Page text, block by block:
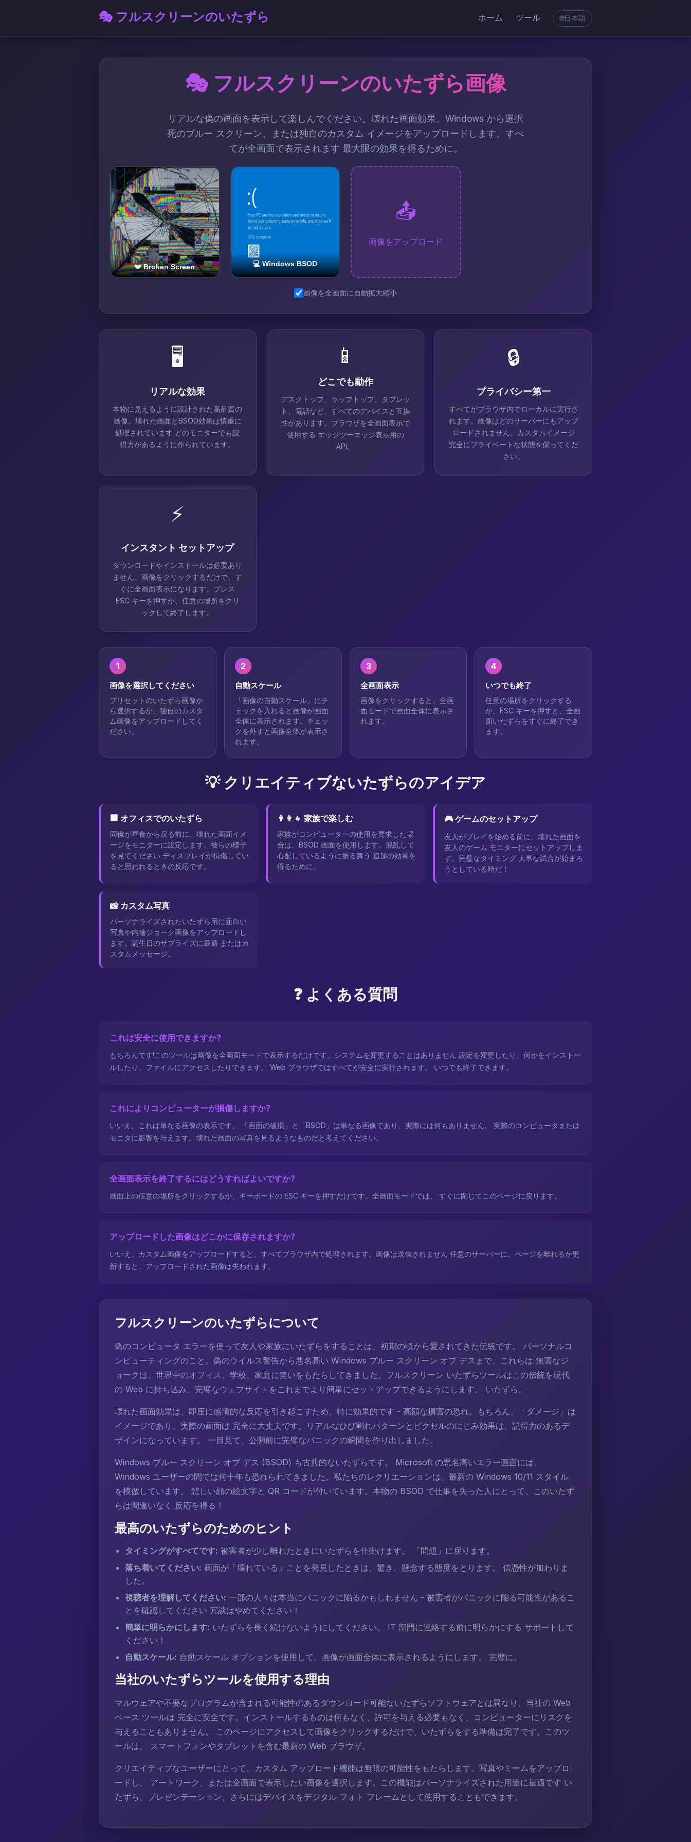
🎭 フルスクリーンのいたずら ホーム ツール 🌐日本語
🎭 フルスクリーンのいたずら画像
リアルな偽の画面を表示して楽しんでください。壊れた画面効果、Windows から選択
死のブルー スクリーン、または独自のカスタム イメージをアップロードします。すべ
てが全画面で表示されます 最大限の効果を得るために。
📤
画像をアップロード
画像を全画面に自動拡大縮小
🖥️
リアルな効果
本物に見えるように設計された高品質の
画像。壊れた画面とBSOD効果は慎重に
処理されています どのモニターでも説
得力があるように作られています。
📱
どこでも動作
デスクトップ、ラップトップ、タブレッ
ト、電話など、すべてのデバイスと互換
性があります。ブラウザを全画面表示で
使用する エッジツーエッジ表示用の
API。
🔒
プライバシー第一
すべてがブラウザ内でローカルに実行さ
れます。画像はどのサーバーにもアップ
ロードされません。カスタムイメージ
完全にプライベートな状態を保ってくだ
さい。
⚡
インスタント セットアップ
ダウンロードやインストールは必要あり
ません。画像をクリックするだけで、す
ぐに全画面表示になります。プレス
ESC キーを押すか、任意の場所をクリ
ックして終了します。
1
画像を選択してください
プリセットのいたずら画像か
ら選択するか、独自のカスタ
ム画像をアップロードしてく
ださい。
2
自動スケール
「画像の自動スケール」にチ
ェックを入れると画像が画面
全体に表示されます。チェッ
クを外すと画像全体が表示さ
れます。
3
全画面表示
画像をクリックすると、全画
面モードで画面全体に表示さ
れます。
4
いつでも終了
任意の場所をクリックする
か、ESC キーを押すと、全画
面いたずらをすぐに終了でき
ます。
💡 クリエイティブないたずらのアイデア
🏢 オフィスでのいたずら
同僚が昼食から戻る前に、壊れた画面イメ
ージをモニターに設定します。彼らの様子
を見てください ディスプレイが損傷してい
ると思われるときの反応です。
👨‍👩‍👧 家族で楽しむ
家族がコンピューターの使用を要求した場
合は、BSOD 画面を使用します。混乱して
心配しているように振る舞う 追加の効果を
得るために。
🎮 ゲームのセットアップ
友人がプレイを始める前に、壊れた画面を
友人のゲーム モニターにセットアップしま
す。完璧なタイミング 大事な試合が始まろ
うとしている時だ！
📸 カスタム写真
パーソナライズされたいたずら用に面白い
写真や内輪ジョーク画像をアップロードし
ます。誕生日のサプライズに最適 またはカ
スタムメッセージ。
❓ よくある質問
これは安全に使用できますか?
もちろんです!このツールは画像を全画面モードで表示するだけです。システムを変更することはありません 設定を変更したり、何かをインストー
ルしたり、ファイルにアクセスしたりできます。 Web ブラウザではすべてが安全に実行されます。 いつでも終了できます。
これによりコンピューターが損傷しますか?
いいえ、これは単なる画像の表示です。 「画面の破損」と「BSOD」は単なる画像であり、実際には何もありません。 実際のコンピュータまたは
モニタに影響を与えます。壊れた画面の写真を見るようなものだと考えてください。
全画面表示を終了するにはどうすればよいですか?
画面上の任意の場所をクリックするか、キーボードの ESC キーを押すだけです。全画面モードでは、 すぐに閉じてこのページに戻ります。
アップロードした画像はどこかに保存されますか?
いいえ。カスタム画像をアップロードすると、すべてブラウザ内で処理されます。画像は送信されません 任意のサーバーに。ページを離れるか更
新すると、アップロードされた画像は失われます。
フルスクリーンのいたずらについて
偽のコンピュータ エラーを使って友人や家族にいたずらをすることは、初期の頃から愛されてきた伝統です。 パーソナルコ
ンピューティングのこと。偽のウイルス警告から悪名高い Windows ブルー スクリーン オブ デスまで、これらは 無害なジ
ョークは、世界中のオフィス、学校、家庭に笑いをもたらしてきました。フルスクリーン いたずらツールはこの伝統を現代
の Web に持ち込み、完璧なウェブサイトをこれまでより簡単にセットアップできるようにします。 いたずら。
壊れた画面効果は、即座に感情的な反応を引き起こすため、特に効果的です - 高額な損害の恐れ。もちろん、「ダメージ」は
イメージであり、実際の画面は 完全に大丈夫です。リアルなひび割れパターンとピクセルのにじみ効果は、説得力のあるデ
ザインになっています。 一目見て、公開前に完璧なパニックの瞬間を作り出しました。
Windows ブルー スクリーン オブ デス (BSOD) も古典的ないたずらです。 Microsoft の悪名高いエラー画面には、
Windows ユーザーの間では何十年も恐れられてきました。私たちのレクリエーションは、最新の Windows 10/11 スタイル
を模倣しています。 悲しい顔の絵文字と QR コードが付いています。本物の BSOD で仕事を失った人にとって、このいたず
らは間違いなく 反応を得る！
最高のいたずらのためのヒント
タイミングがすべてです: 被害者が少し離れたときにいたずらを仕掛けます。 「問題」に戻ります。
落ち着いてください: 画面が「壊れている」ことを発見したときは、驚き、懸念する態度をとります。 信憑性が加わりま
した。
視聴者を理解してください: 一部の人々は本当にパニックに陥るかもしれません - 被害者がパニックに陥る可能性があるこ
とを確認してください 冗談はやめてください！
簡単に明らかにします: いたずらを長く続けないようにしてください。 IT 部門に連絡する前に明らかにする サポートして
ください！
自動スケール: 自動スケール オプションを使用して、画像が画面全体に表示されるようにします。 完璧に。
当社のいたずらツールを使用する理由
マルウェアや不要なプログラムが含まれる可能性のあるダウンロード可能ないたずらソフトウェアとは異なり、当社の Web
ベース ツールは 完全に安全です。インストールするものは何もなく、許可を与える必要もなく、コンピューターにリスクを
与えることもありません。 このページにアクセスして画像をクリックするだけで、いたずらをする準備は完了です。このツ
ールは、 スマートフォンやタブレットを含む最新の Web ブラウザ。
クリエイティブなユーザーにとって、カスタム アップロード機能は無限の可能性をもたらします。写真やミームをアップロ
ードし、 アートワーク、または全画面で表示したい画像を選択します。この機能はパーソナライズされた用途に最適です い
たずら、プレゼンテーション、さらにはデバイスをデジタル フォト フレームとして使用することもできます。